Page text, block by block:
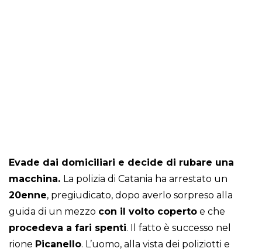
Evade dai domiciliari e decide di rubare una
macchina. La polizia di Catania ha arrestato un
20enne, pregiudicato, dopo averlo sorpreso alla
guida di un mezzo con il volto coperto e che
procedeva a fari spenti. Il fatto è successo nel
rione Picanello. L’uomo, alla vista dei poliziotti e